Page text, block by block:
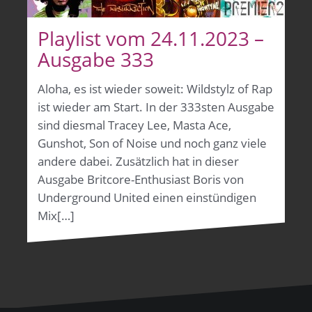
Playlist vom 24.11.2023 –
Ausgabe 333
Aloha, es ist wieder soweit: Wildstylz of Rap
ist wieder am Start. In der 333sten Ausgabe
sind diesmal Tracey Lee, Masta Ace,
Gunshot, Son of Noise und noch ganz viele
andere dabei. Zusätzlich hat in dieser
Ausgabe Britcore-Enthusiast Boris von
Underground United einen einstündigen
Mix[…]